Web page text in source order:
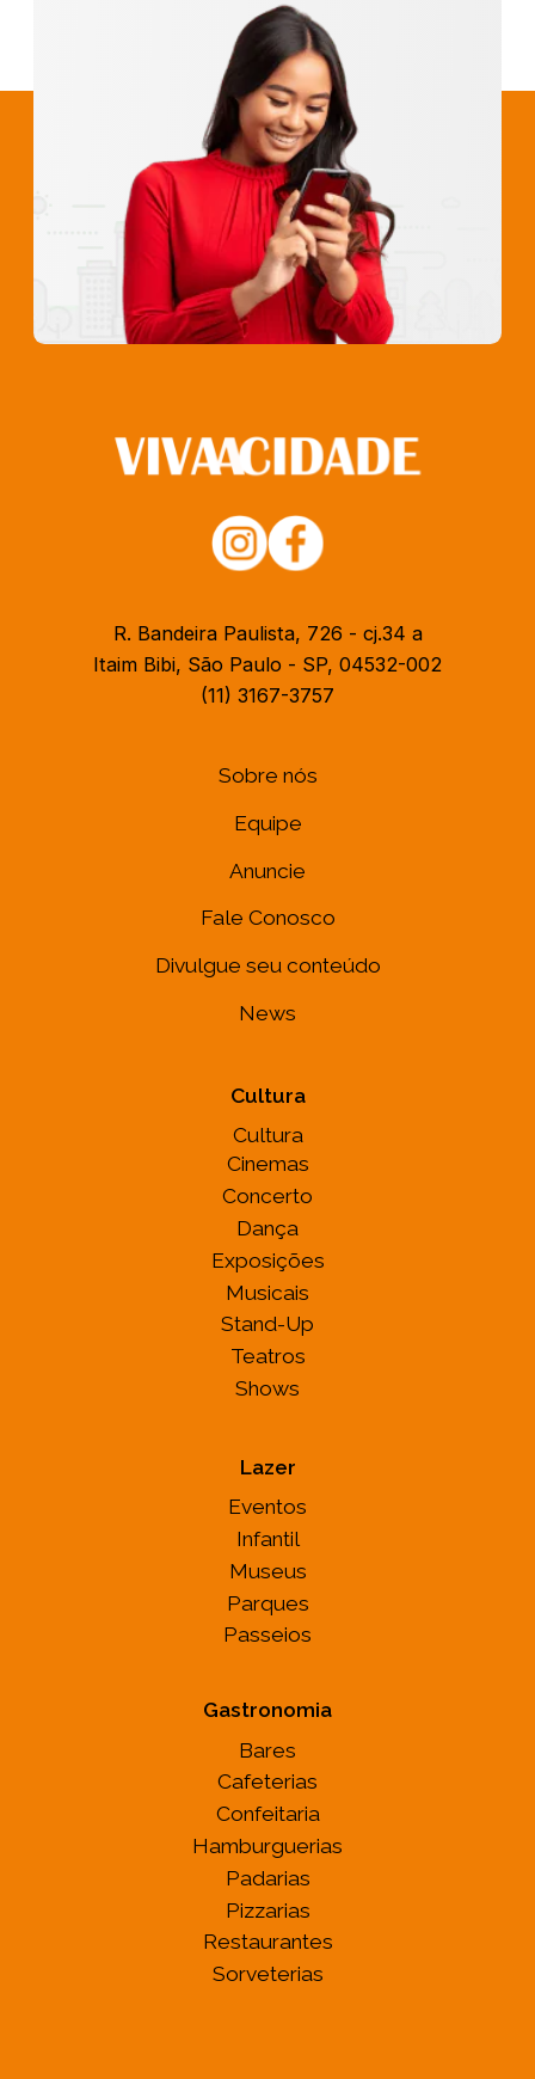
R. Bandeira Paulista, 726 - cj.34 a
Itaim Bibi, São Paulo - SP, 04532-002
(11) 3167-3757
Sobre nós
Equipe
Anuncie
Fale Conosco
Divulgue seu conteúdo
News
Cultura
Cultura
Cinemas
Concerto
Dança
Exposições
Musicais
Stand-Up
Teatros
Shows
Lazer
Eventos
Infantil
Museus
Parques
Passeios
Gastronomia
Bares
Cafeterias
Confeitaria
Hamburguerias
Padarias
Pizzarias
Restaurantes
Sorveterias